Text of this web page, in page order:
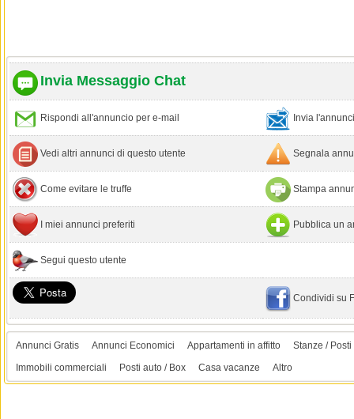
Invia Messaggio Chat
Rispondi all'annuncio per e-mail Invia
Vedi altri annunci di questo utente Segnala
Come evitare le truffe Stampa
I miei annunci preferiti Pubblica un
Segui questo utente
Condividi su
Annunci Gratis Annunci Economici Appartamenti in affitto
Stanze / Posti
Immobili commerciali
Posti auto / Box Casa vacanze Altro